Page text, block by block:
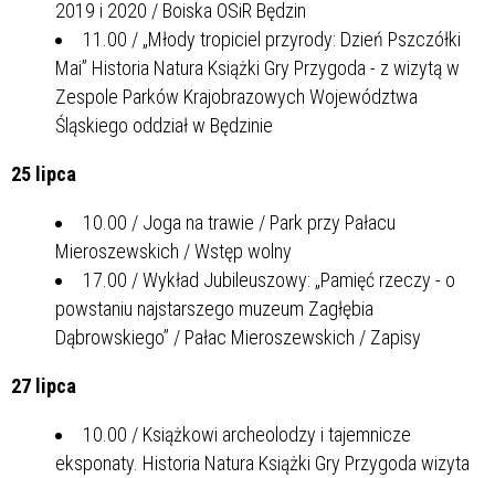
2019 i 2020 / Boiska OSiR Będzin
11.00 / „Młody tropiciel przyrody: Dzień Pszczółki
Mai” Historia Natura Książki Gry Przygoda - z wizytą w
Zespole Parków Krajobrazowych Województwa
Śląskiego oddział w Będzinie
25 lipca
10.00 / Joga na trawie / Park przy Pałacu
Mieroszewskich / Wstęp wolny
17.00 / Wykład Jubileuszowy: „Pamięć rzeczy - o
powstaniu najstarszego muzeum Zagłębia
Dąbrowskiego” / Pałac Mieroszewskich / Zapisy
27 lipca
10.00 / Książkowi archeolodzy i tajemnicze
eksponaty. Historia Natura Książki Gry Przygoda wizyta